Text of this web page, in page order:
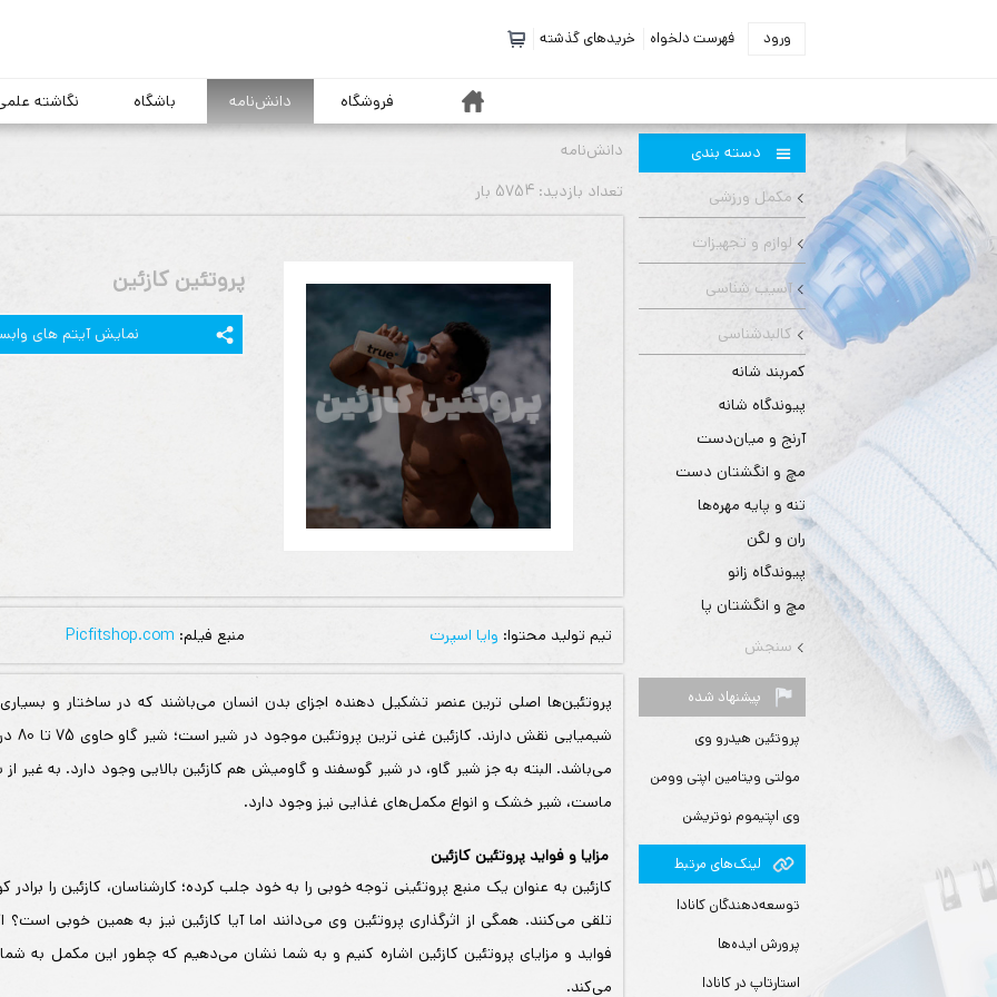
ورود فهرست دلخواه خریدهای گذشته
خانه فروشگاه دانش‌نامه باشگاه نگاشته
دسته بندی
مکمل ورزشی
لوازم و تجهیزات
آسیب شناسی
کالبدشناسی
کمربند شانه
پیوندگاه شانه
آرنج و میان‌دست
مچ و انگشتان دست
تنه و پایه مهره‌ها
ران و لگن
پیوندگاه زانو
مچ و انگشتان پا
سنجش
پیشنهاد شده
پروتئین هیدرو وی
مولتی ویتامین اپتی وومن
وی اپتیموم نوتریشن
لينك‌های مرتبط
توسعه‌دهندگان کانادا
پرورش ایده‌ها
استارتاپ در کانادا
دانش‌نامه
تعداد بازديد: 5754 بار
پروتئین کازئین
نمایش آیتم های
تیم تولید محتوا: وایا اسپرت منبع فیلم: Picfitshop.com
پروتئین‌ها اصلی ترین عنصر تشکیل دهنده اجزای بدن انسان می‌باشند که در ساختار و
می‌باشد. البته به جز شیر گاو، در شیر گوسفند و گاومیش هم کازئین بالایی وجود دارد. به غیر از
ماست، شیر خشک و انواع مکمل‌های غذایی نیز وجود دارد.
مزایا و فواید پروتئین کازئین
کازئین به عنوان یک منبع پروتئینی توجه خوبی را به خود جلب کرده؛ کارشناسان، کازئین را
تلقی می‌کنند. همگی از اثرگذاری پروتئین وی می‌دانند اما آیا کازئین نیز به همین خوبی است؟
فواید و مزایای پروتئین کازئین اشاره کنیم و به شما نشان می‌دهیم که چطور این مکمل به
می‌کند.